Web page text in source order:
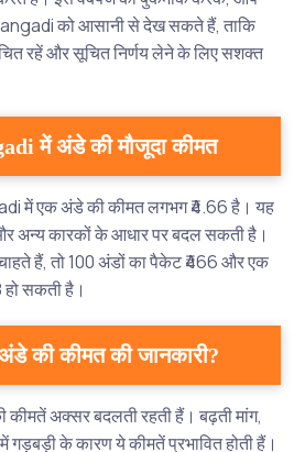
को आसानी से देख सकते हैं, ताकि
रहें और सूचित निर्णय लेने के लिए सशक्त
में अंडे की मौजूदा कीमत
में एक अंडे की कीमत लगभग ₹4.66 है। यह
अन्य कारकों के आधार पर बदल सकती है।
हैं, तो 100 अंडों का पैकेट ₹466 और एक
सकती है।
अंडे की कीमत की जानकारी?
अक्सर बदलती रहती हैं। बढ़ती मांग,
के कारण ये कीमतें प्रभावित होती हैं।